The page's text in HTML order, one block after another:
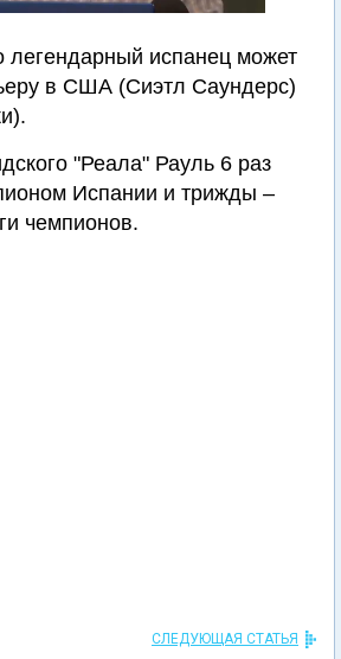
испанец может
в США (Сиэтл Саундерс)
"Реала" Рауль 6 раз
Испании и трижды –
чемпионов.
СЛЕДУЮЩАЯ СТАТЬЯ